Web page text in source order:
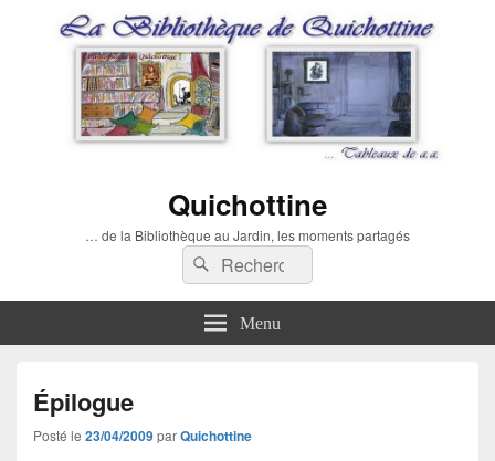
Quichottine
… de la Bibliothèque au Jardin, les moments partagés
Recherche :
Rechercher
Menu
Épilogue
Posté le 23/04/2009parQuichottine